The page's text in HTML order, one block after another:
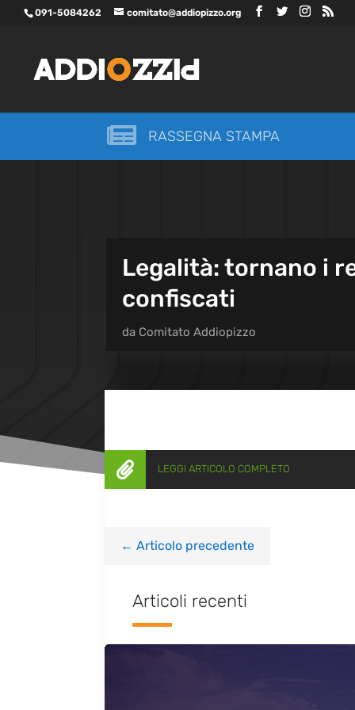
091-5084262 comitato@addiopizzo.org
 RASSEGNA STAMPA
Legalità: tornano i
confiscati
da Comitato Addiopizzo
 LEGGI ARTICOLO COMPLETO
← Articolo precedente
Articoli recenti